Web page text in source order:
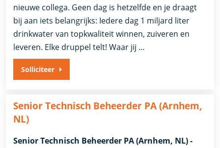
nieuwe collega. Geen dag is hetzelfde en je draagt
bij aan iets belangrijks: Iedere dag 1 miljard liter
drinkwater van topkwaliteit winnen, zuiveren en
leveren. Elke druppel telt! Waar jij …
Solliciteer
Senior Technisch Beheerder PA (Arnhem,
NL)
Senior Technisch Beheerder PA (Arnhem, NL) -